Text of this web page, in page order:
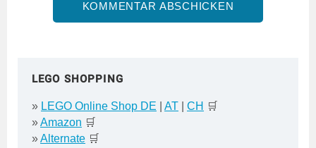
LEGO SHOPPING
» LEGO Online Shop DE AT CH 🛒
»Amazon 🛒
»Alternate 🛒